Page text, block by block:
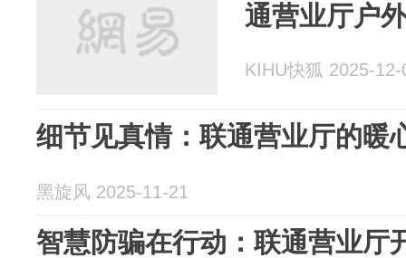
通营业厅户
KIHU快狐 2025-12-
细节见真情：联通营业厅的暖
黑旋风 2025-11-21
智慧防骗在行动：联通营业厅